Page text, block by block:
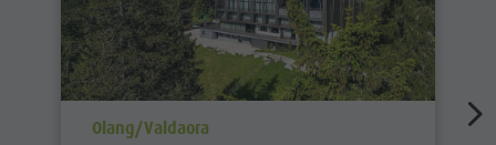
aria.poi_location_prefix
Olang/Valdaora